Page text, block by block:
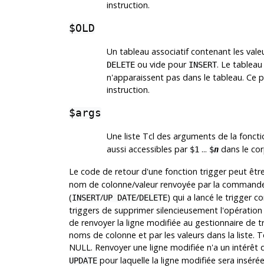
instruction.
$OLD
Un tableau associatif contenant les
DELETEou vide pour INSERT. Le
n'apparaissent pas dans le tableau. Ce
instruction.
$args
Une liste Tcl des arguments de la
aussi accessibles par $1... $ndans le
Le code de retour d'une fonction trigger peut
nom de colonne/valeur renvoyée par la
(INSERT/UP DATE/DELETE) qui a lancé le trigger
triggers de supprimer silencieusement
de renvoyer la ligne modifiée au gestionnaire de
noms de colonne et par les valeurs dans la liste.
NULL. Renvoyer une ligne modifiée n'a un
UPDATEpour laquelle la ligne modifiée sera